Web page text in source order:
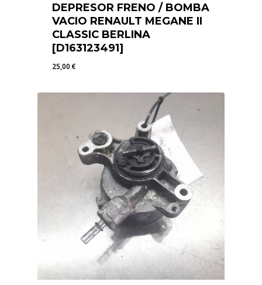
DEPRESOR FRENO / BOMBA
VACIO RENAULT MEGANE II
CLASSIC BERLINA
[D163123491]
25,00€